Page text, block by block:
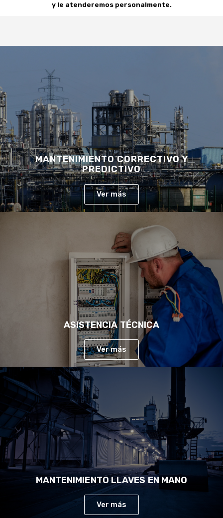
MANTENIMIENTO CORRECTIVO Y
PREDICTIVO
Ver más
ASISTENCIA TÉCNICA
Ver más
MANTENIMIENTO LLAVES EN MANO
Ver más